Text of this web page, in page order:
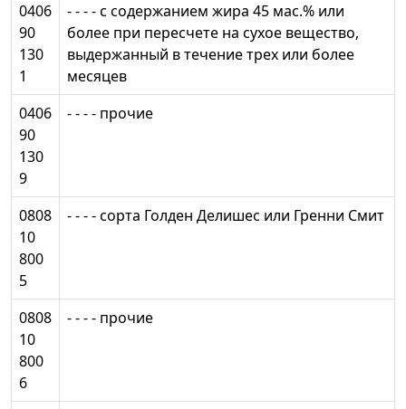
0406
90
130
1
- - - - с содержанием жира 45 мас.% или
более при пересчете на сухое вещество,
выдержанный в течение трех или более
месяцев
0406
90
130
9
- - - - прочие
0808
10
800
5
- - - - сорта Голден Делишес или Гренни Смит
0808
10
800
6
- - - - прочие